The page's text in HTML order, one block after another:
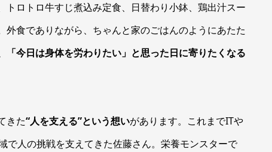
トロトロ牛すじ煮込み定食、日替わり小鉢、鶏出汁スー
食でありながら、ちゃんと家のごはんのようにあたた
「今日は身体を労わりたい」と思った日に寄りたくなる
きた“人を支える”という想いがあります。これまでITや
で人の挑戦を支えてきた佐藤さん。栄養モンスターで